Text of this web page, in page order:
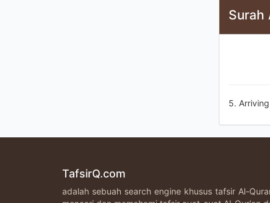
Surah
5.
TafsirQ.com
adalah sebuah search engine khusus tafsir Al-